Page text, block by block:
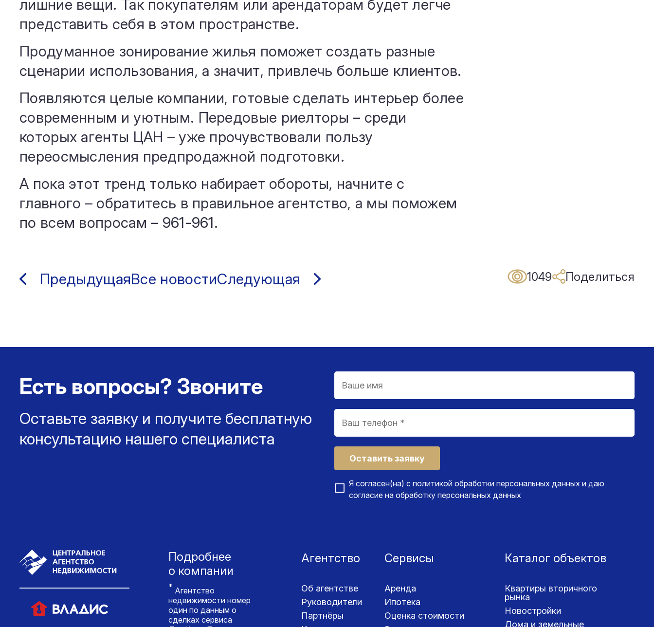
лишние вещи. Так покупателям или арендаторам будет легче
представить себя в этом пространстве.
Продуманное зонирование жилья поможет создать разные
сценарии использования, а значит, привлечь больше клиентов.
Появляются целые компании, готовые сделать интерьер более
современным и уютным. Передовые риелторы – среди
которых агенты ЦАН – уже прочувствовали пользу
переосмысления предпродажной подготовки.
А пока этот тренд только набирает обороты, начните с
главного – обратитесь в правильное агентство, а мы поможем
по всем вопросам – 961-961.
ПредыдущаяВсе новостиСледующая 1049 Поделиться
Есть вопросы? Звоните
Оставьте заявку и получите бесплатную
консультацию нашего специалиста
Оставить заявку
Я согласен(на) с политикой обработки персональных данных и даю
согласие на обработку персональных данных
Подробнее
о компании
* Агентство
недвижимости номер
один по данным о
сделках сервиса
Агентство
Об агентстве
Руководители
Партнёры
Сервисы
Аренда
Ипотека
Оценка стоимости
Каталог объектов
Квартиры вторичного
рынка
Новостройки
Дома и земельные